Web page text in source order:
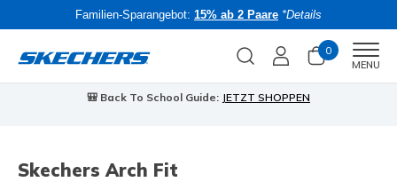
Familien-Sparangebot: 15% ab 2 Paare *Details
0
MENU
🎒 Back To School Guide: JETZT SHOPPEN
Skechers Arch Fit